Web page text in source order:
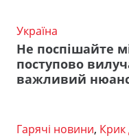
Україна
Не поспішайте
поступово
важливий
Гарячі новини, Крик